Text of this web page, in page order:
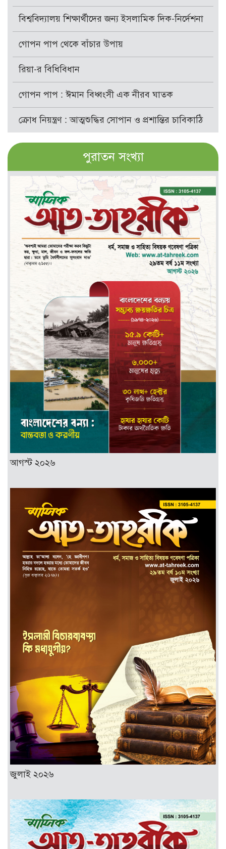
বিশ্ববিদ্যালয় শিক্ষার্থীদের জন্য ইসলামিক দিক-নির্দেশনা
গোপন পাপ থেকে বাঁচার উপায়
রিয়া-র বিধিবিধান
গোপন পাপ : ঈমান বিধ্বংসী এক নীরব ঘাতক
ক্রোধ নিয়ন্ত্রণ : আত্মশুদ্ধির সোপান ও প্রশান্তির চাবিকাঠি
পুরাতন সংখ্যা
আগস্ট ২০২৬
জুলাই ২০২৬